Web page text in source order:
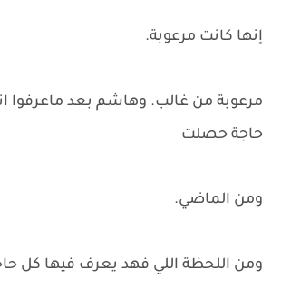
إنها كانت مرعوبة.
مرعوبة من غالب. وهاشم بعد ماعرفوا
حاجة حصلت
ومن الماضي.
ومن اللحظة اللي فهد يعرف فيها كل